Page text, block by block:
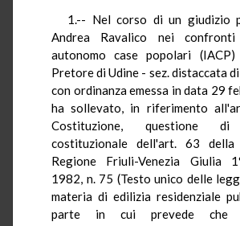
1.-- Nel corso di un giudizio
Andrea Ravalico nei
autonomo case popolari
Pretore di Udine - sez. distaccata
con ordinanza emessa in data 29
ha sollevato, in riferimento
Costituzione, questione di
costituzionale dell'art. 63
Regione Friuli-Venezia Giulia
1982, n. 75 (Testo unico delle
materia di edilizia residenziale
parte in cui prevede che